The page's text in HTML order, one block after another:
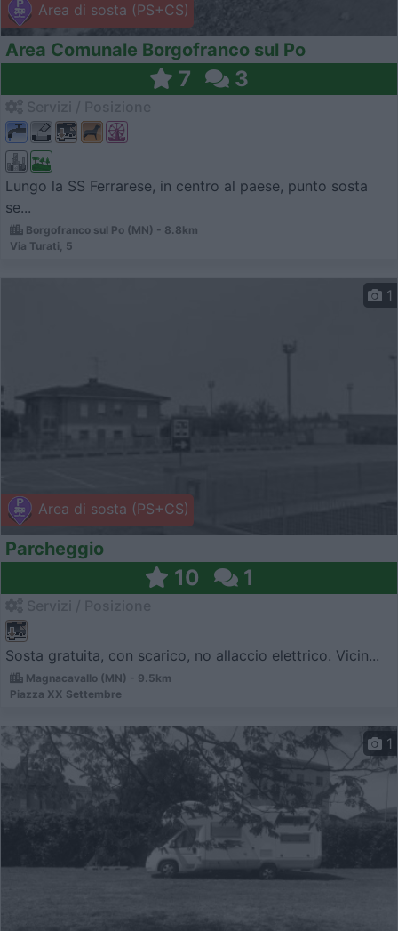
Area di sosta (PS+CS)
Area Comunale Borgofranco sul Po
7 3
Lungo la SS Ferrarese, in centro al paese, punto sosta
se...
Borgofranco sul Po (MN) - 8.8km
Via Turati, 5
Area di sosta (PS+CS)
1
Parcheggio
10 1
Sosta gratuita, con scarico, no allaccio elettrico. Vicin...
Magnacavallo (MN) - 9.5km
Piazza XX Settembre
1